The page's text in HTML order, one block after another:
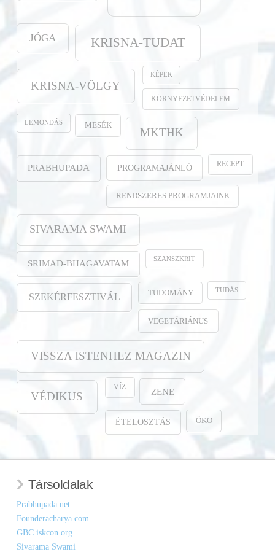
JÓGA KRISNA-TUDAT
KRISNA-VÖLGY
KÉPEK
KÖRNYEZETVÉDELEM
LEMONDÁS MESÉK
MKTHK
PRABHUPADA PROGRAMAJÁNLÓ RECEPT
RENDSZERES PROGRAMJAINK
SIVARAMA SWAMI
SRIMAD-BHAGAVATAM SZANSZKRIT
SZEKÉRFESZTIVÁL TUDOMÁNY TUDÁS
VEGETÁRIÁNUS
VISSZA ISTENHEZ MAGAZIN
VÉDIKUS
VÍZ ZENE
ÉTELOSZTÁS ÖKO
Társoldalak
Prabhupada.net
Founderacharya.com
GBC.iskcon.org
Sivarama Swami